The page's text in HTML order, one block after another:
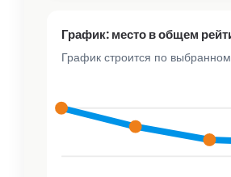
График: место в общем
График строится по